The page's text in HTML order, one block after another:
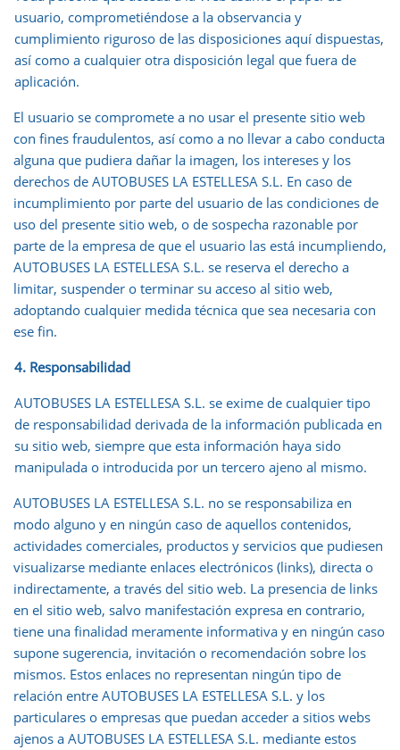
usuario, comprometiéndose a la observancia y
cumplimiento riguroso de las disposiciones aquí dispuestas,
así como a cualquier otra disposición legal que fuera de
aplicación.
El usuario se compromete a no usar el presente sitio web
con fines fraudulentos, así como a no llevar a cabo conducta
alguna que pudiera dañar la imagen, los intereses y los
derechos de AUTOBUSES LA ESTELLESA S.L. En caso de
incumplimiento por parte del usuario de las condiciones de
uso del presente sitio web, o de sospecha razonable por
parte de la empresa de que el usuario las está incumpliendo,
AUTOBUSES LA ESTELLESA S.L. se reserva el derecho a
limitar, suspender o terminar su acceso al sitio web,
adoptando cualquier medida técnica que sea necesaria con
ese fin.
4. Responsabilidad
AUTOBUSES LA ESTELLESA S.L. se exime de cualquier tipo
de responsabilidad derivada de la información publicada en
su sitio web, siempre que esta información haya sido
manipulada o introducida por un tercero ajeno al mismo.
AUTOBUSES LA ESTELLESA S.L. no se responsabiliza en
modo alguno y en ningún caso de aquellos contenidos,
actividades comerciales, productos y servicios que pudiesen
visualizarse mediante enlaces electrónicos (links), directa o
indirectamente, a través del sitio web. La presencia de links
en el sitio web, salvo manifestación expresa en contrario,
tiene una finalidad meramente informativa y en ningún caso
supone sugerencia, invitación o recomendación sobre los
mismos. Estos enlaces no representan ningún tipo de
relación entre AUTOBUSES LA ESTELLESA S.L. y los
particulares o empresas que puedan acceder a sitios webs
ajenos a AUTOBUSES LA ESTELLESA S.L. mediante estos